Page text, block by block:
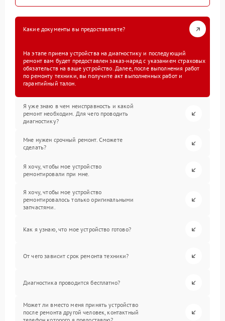
Какие документы вы предоставляете?
На этапе приема устройства на диагностику и последующий
ремонт вам будет предоставлен заказ-наряд с указанием страховых
обязательств на ваше устройство. Далее, после выполнения работ
по ремонту техники, вы получите акт выполненных работ и
гарантийный талон.
Я уже знаю в чем неисправность и какой
ремонт необходим. Для чего проводить
диагностику?
Мне нужен срочный ремонт. Сможете
сделать?
Я хочу, чтобы мое устройство
ремонтировали при мне.
Я хочу, чтобы мое устройство
ремонтировалось только оригинальными
запчастями.
Как я узнаю, что мое устройство готово?
От чего зависит срок ремонта техники?
Диагностика проводится бесплатно?
Может ли вместо меня принять устройство
после ремонта другой человек, контактный